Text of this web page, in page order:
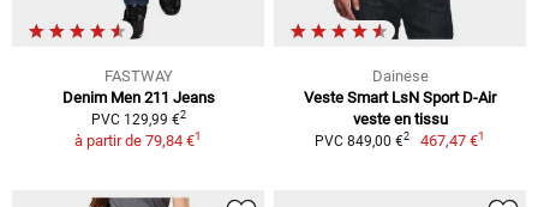
FASTWAY
Denim Men 211 Jeans
PVC 129,99 €2
à partir de 79,84 €1
Dainese
Veste Smart LsN Sport D-Air
veste en tissu
PVC 849,00 €2 467,47 €1